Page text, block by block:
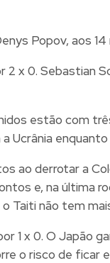
Popov, aos
2 x 0.
estão com
Ucrânia
ao derrotar a
e, na última
não tem
1 x 0. O Japão
o risco de